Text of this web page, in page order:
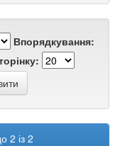
Впорядкування:
2 із 2